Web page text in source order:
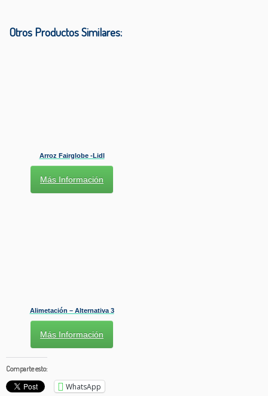
Otros Productos Similares:
Arroz Fairglobe -Lidl
Más Información
Alimetación – Alternativa 3
Más Información
Comparte esto:
WhatsApp